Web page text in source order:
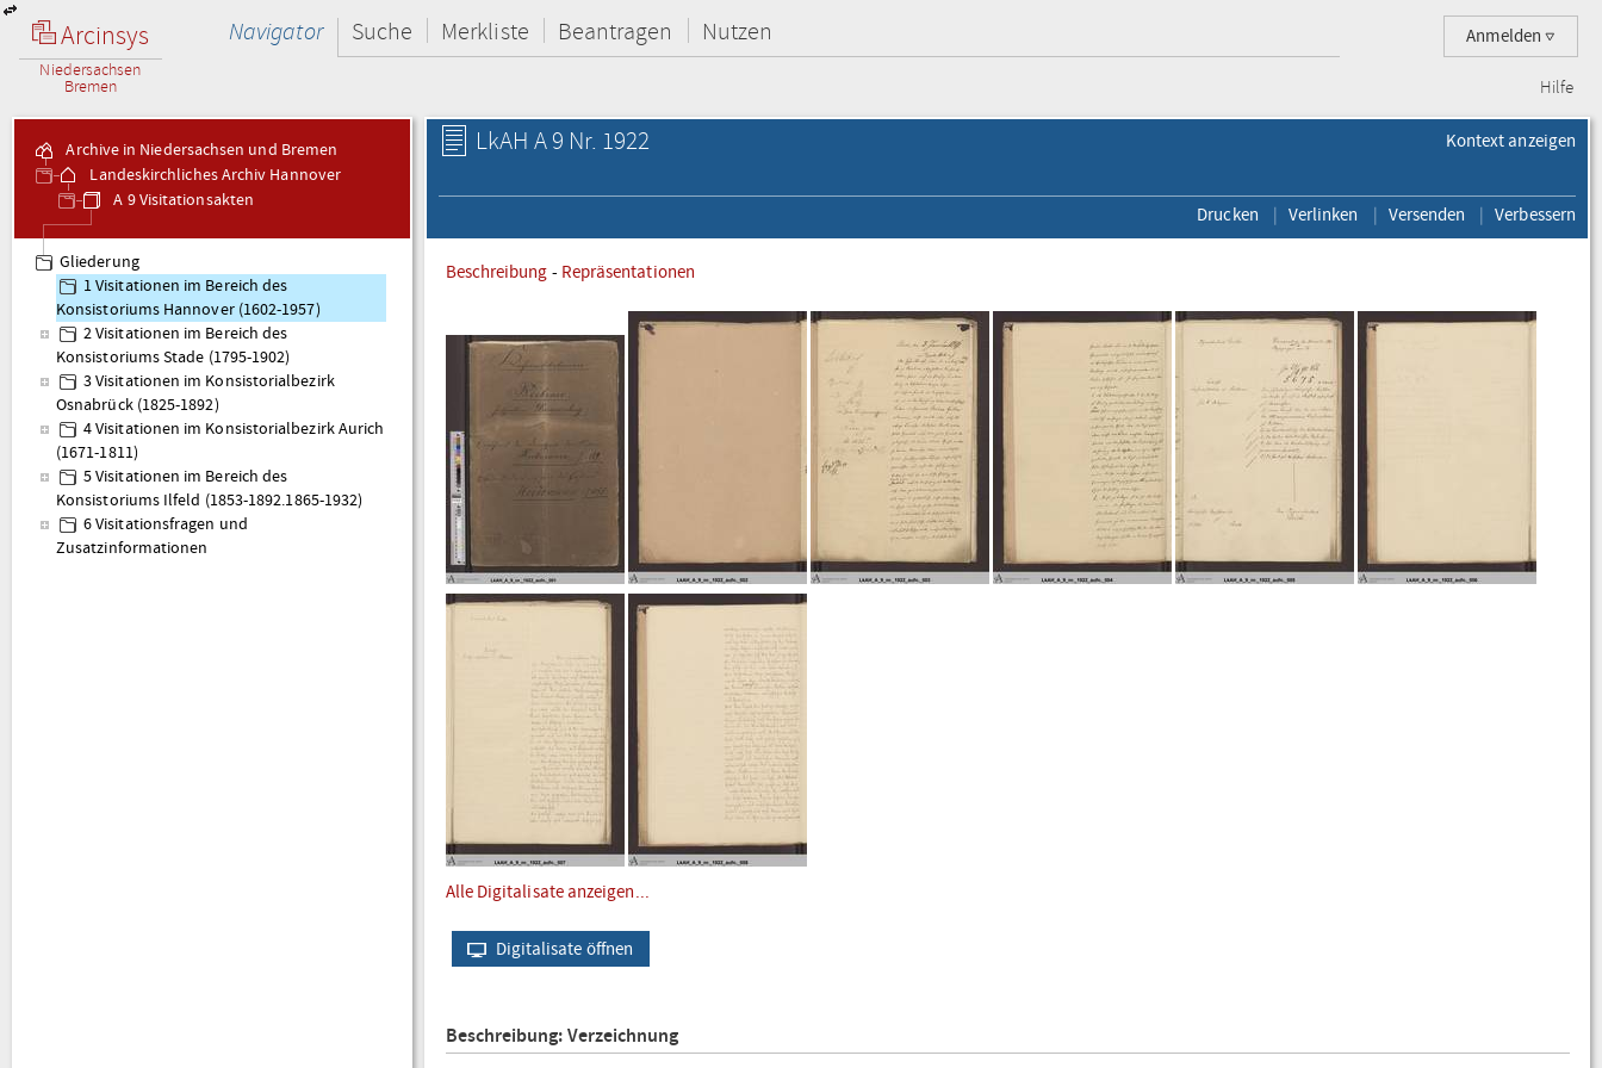
Arcinsys
Niedersachsen
Bremen
Anmelden
Navigator Suche Merkliste Beantragen Nutzen
Hilfe
Archive in Niedersachsen und Bremen
Landeskirchliches Archiv Hannover
A 9 Visitationsakten
Gliederung
1 Visitationen im Bereich des
Konsistoriums Hannover (1602-1957)
2 Visitationen im Bereich des
Konsistoriums Stade (1795-1902)
3 Visitationen im Konsistorialbezirk
Osnabrück (1825-1892)
4 Visitationen im Konsistorialbezirk Aurich
(1671-1811)
5 Visitationen im Bereich des
Konsistoriums Ilfeld (1853-1892.1865-1932)
6 Visitationsfragen und
Zusatzinformationen
Kontext anzeigen
LkAH A 9 Nr. 1922
Drucken Verlinken Versenden Verbessern
Beschreibung - Repräsentationen
Alle Digitalisate anzeigen...
Digitalisate öffnen
Beschreibung: Verzeichnung